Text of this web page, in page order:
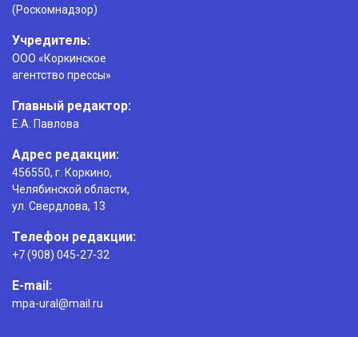
(Роскомнадзор)
Учредитель:
ООО «Коркинское
агентство прессы»
Главный редактор:
Е.А. Павлова
Адрес редакции:
456550, г. Коркино,
Челябинской области,
ул. Свердлова, 13
Телефон редакции:
+7 (908) 045-27-32
E-mail:
mpa-ural@mail.ru